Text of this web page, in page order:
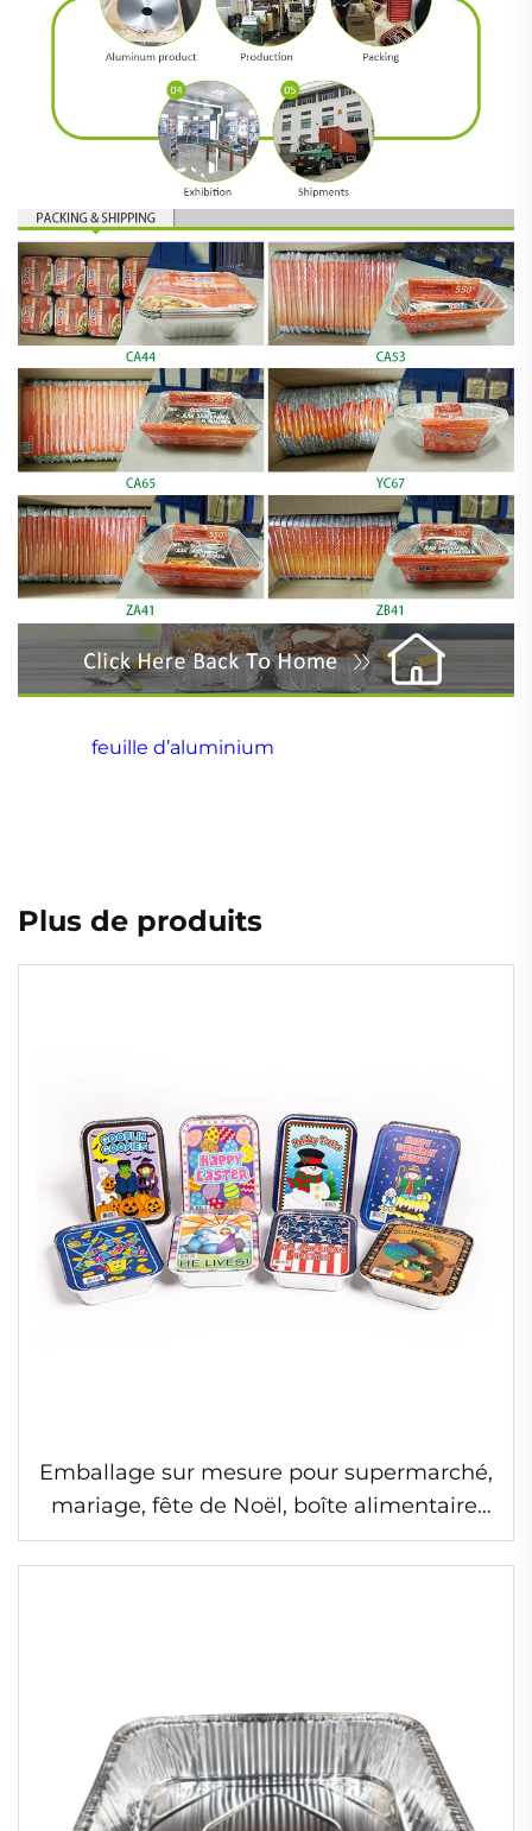
feuille d’aluminium
Plus de produits
Emballage sur mesure pour supermarché,
mariage, fête de Noël, boîte alimentaire,
emballage pour cupcakes, contenant
alimentaire en aluminium jetable avec